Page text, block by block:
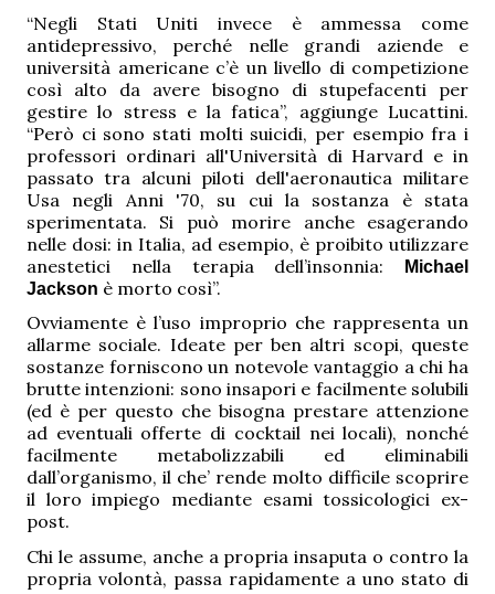
“Negli Stati Uniti invece è ammessa come
antidepressivo, perché nelle grandi aziende e
università americane c’è un livello di competizione
così alto da avere bisogno di stupefacenti per
gestire lo stress e la fatica”, aggiunge Lucattini.
“Però ci sono stati molti suicidi, per esempio fra i
professori ordinari all'Università di Harvard e in
passato tra alcuni piloti dell'aeronautica militare
Usa negli Anni '70, su cui la sostanza è stata
sperimentata. Si può morire anche esagerando
nelle dosi: in Italia, ad esempio, è proibito utilizzare
anestetici nella terapia dell’insonnia:
Michael
Jackson è morto così”.
Ovviamente è l’uso improprio che rappresenta un
allarme sociale. Ideate per ben altri scopi, queste
sostanze forniscono un notevole vantaggio a chi ha
brutte intenzioni: sono insapori e facilmente solubili
(ed è per questo che bisogna prestare attenzione
ad eventuali offerte di cocktail nei locali), nonché
facilmente metabolizzabili ed eliminabili
dall’organismo, il che’ rende molto difficile scoprire
il loro impiego mediante esami tossicologici ex-
post.
Chi le assume, anche a propria insaputa o contro la
propria volontà, passa rapidamente a uno stato di